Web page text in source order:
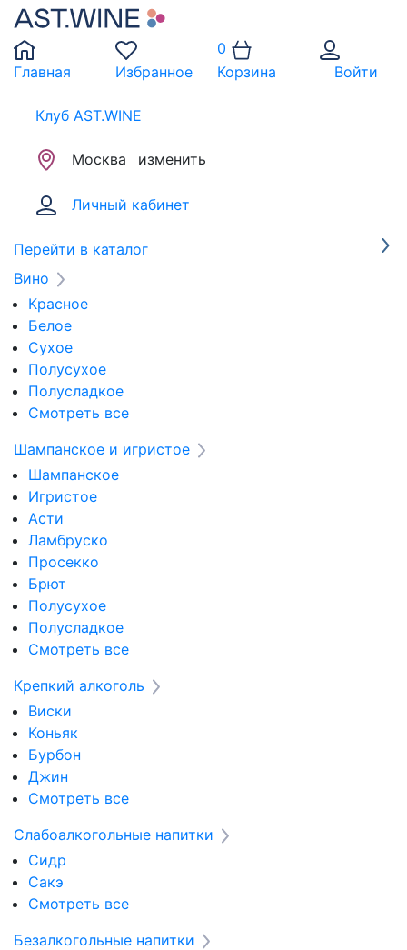
Главная Избранное
0
Корзина
Войти
Клуб AST.WINE
Москва изменить
Личный кабинет
Перейти в каталог
Вино
Красное
Белое
Сухое
Полусухое
Полусладкое
Смотреть все
Шампанское и игристое
Шампанское
Игристое
Асти
Ламбруско
Просекко
Брют
Полусухое
Полусладкое
Смотреть все
Крепкий алкоголь
Виски
Коньяк
Бурбон
Джин
Смотреть все
Слабоалкогольные напитки
Сидр
Сакэ
Смотреть все
Безалкогольные напитки